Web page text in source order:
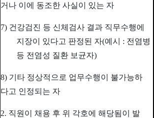
거나 이에 동조한 사실이 있는 자
7) 건강검진 등 신체검사 결과 직무수행에
지장이 있다고 판정된 자(예시 : 전염병
등 전염성 질환 보균자)
8) 기타 정상적으로 업무수행이 불가능하
다고 인정되는 자
2. 직원이 채용 후 위 각호에 해당됨이 발